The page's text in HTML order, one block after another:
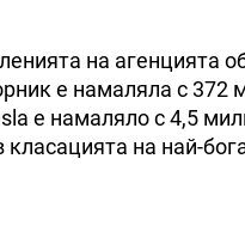
на агенцията
е намаляла с
е намаляло с 4,5
класацията на най-